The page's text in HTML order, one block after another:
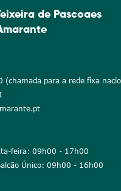
de Pascoaes
(chamada para a rede fixa
feira: 09h00 - 17h00
Único: 09h00 - 16h00